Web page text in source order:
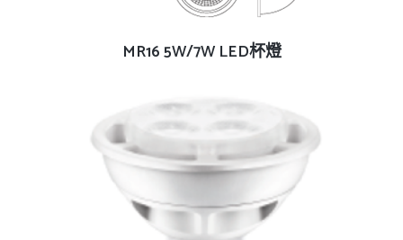
查看內容
MR16 5W/7W LED杯燈